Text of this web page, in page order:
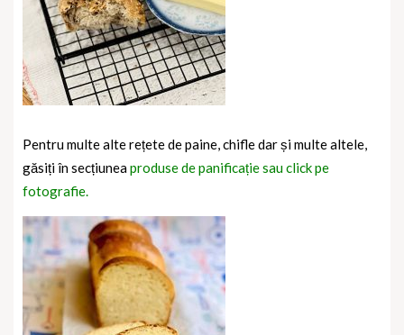
Pentru multe alte rețete de paine, chifle dar și multe altele,
găsiți în secțiuneaproduse de panificație sau click pe
fotografie.